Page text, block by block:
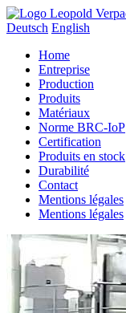
Deutsch English
Home
Entreprise
Production
Produits
Matériaux
Norme BRC-IoP
Certification
Produits en stock
Durabilité
Contact
Mentions légales
Mentions légales